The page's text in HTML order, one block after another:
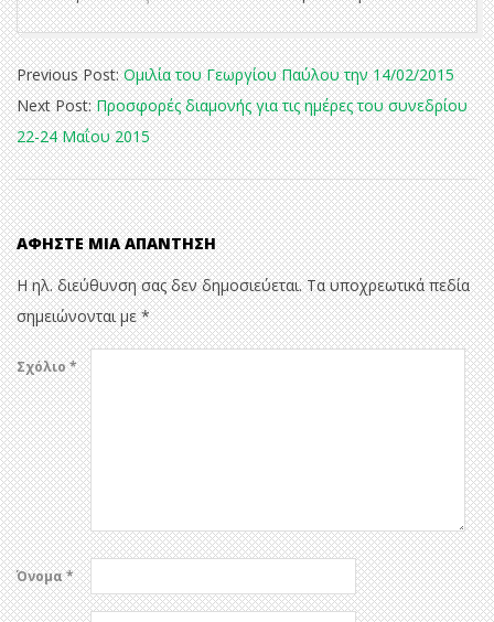
2015-
03-
09
Previous Post:Ομιλία του Γεωργίου Παύλου την 14/02/2015
Next Post:Προσφορές διαμονής για τις ημέρες του συνεδρίου
22-24 Μαΐου 2015
ΑΦΉΣΤΕ ΜΙΑ ΑΠΆΝΤΗΣΗ
Η ηλ. διεύθυνση σας δεν δημοσιεύεται. Τα υποχρεωτικά πεδία
σημειώνονται με*
Σχόλιο*
Όνομα*